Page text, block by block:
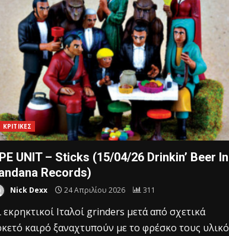
ΚΡΙΤΙΚΕΣ
UNIT – Sticks (15/04/26 Drinkin’ Beer In
Records)
Nick Dexx 24 Απριλίου 2026 311
εκρηκτικοί Ιταλοί grinders μετά από σχετικά
καιρό ξαναχτυπούν με το φρέσκο τους υλικό